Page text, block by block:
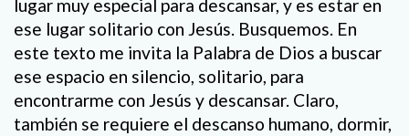
lugar muy especial para descansar, y es estar en
ese lugar solitario con Jesús. Busquemos. En
este texto me invita la Palabra de Dios a buscar
ese espacio en silencio, solitario, para
encontrarme con Jesús y descansar. Claro,
también se requiere el descanso humano, dormir,